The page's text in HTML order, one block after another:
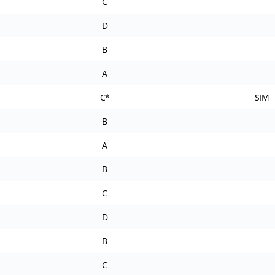
D
B
A
C* SIM
B
A
B
C
D
B
C